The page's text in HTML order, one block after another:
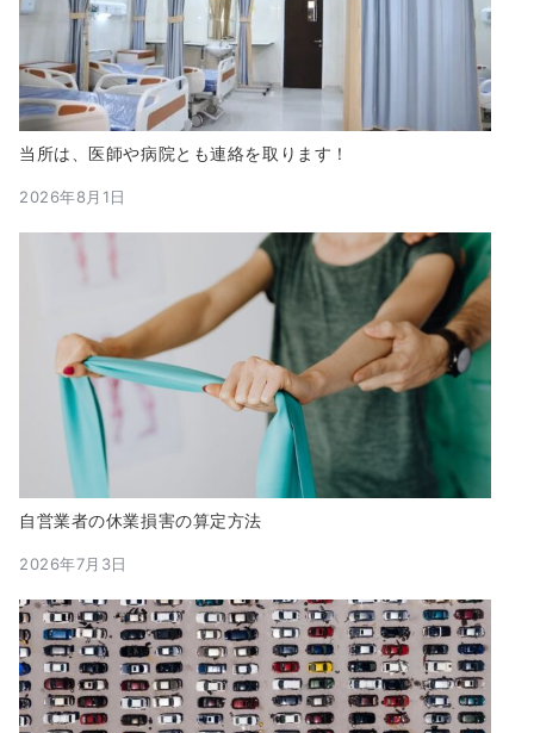
当所は、医師や病院とも連絡を取ります！
2026年8月1日
自営業者の休業損害の算定方法
2026年7月3日